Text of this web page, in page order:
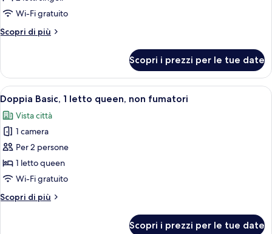
Basic
2
non
fumatori
Wi-Fi gratuito
Scopri di più
Altri
Basic
con
2
letti
singoli,
non
fumatori
Scopri i prezzi per le tue date
Apri
tutte
le
foto
per
Doppia
Basic,
letto
Una piscina con lettini e ombrelloni,
12
Doppia Basic, 1 letto queen, non fumatori
Vista città
1 camera
Per 2 persone
1 letto queen
Wi-Fi gratuito
Scopri di più
Altri
Scopri i prezzi per le tue date